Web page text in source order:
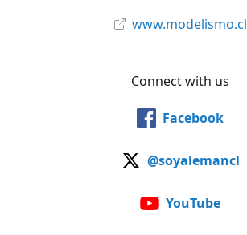
www.modelismo.cl
Connect with us
Facebook
@soyalemancl
YouTube